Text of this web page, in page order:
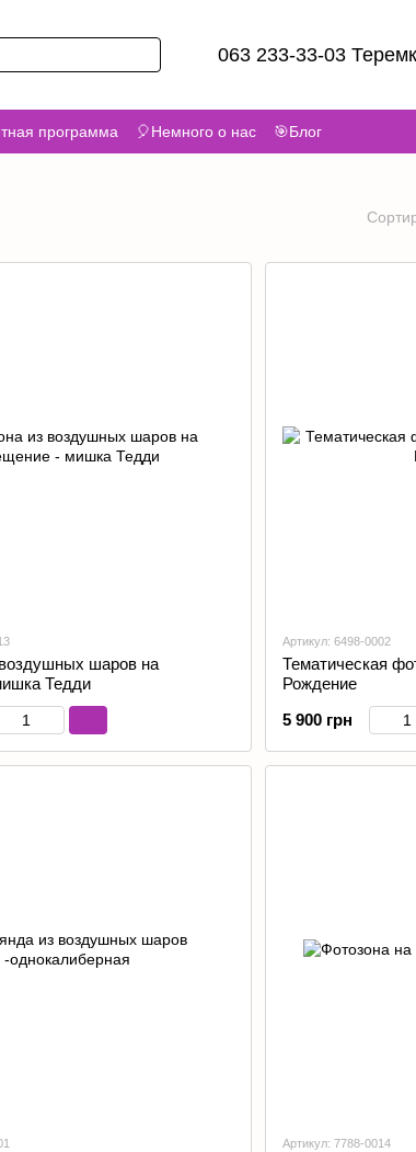
063 233-33-03
программа 🎈Немного о нас 🎯Блог
шаров на
Тедди
Артикул: 6498-0002
Тематическая
Рождение
5 900 грн
Артикул: 7788-0014